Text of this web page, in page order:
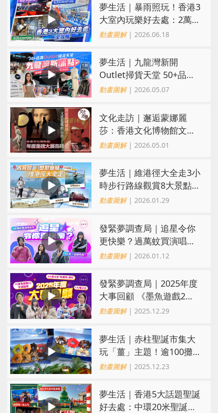
夢生活｜暴雨照玩！香港3
大室內玩樂好去處：2萬呎
歷奇樂園、城寨戰場、忍
動畫圖解| 2026.06.18
夢生活｜九龍灣新開
Outlet掃貨天堂 50+品牌
低至1折！設全港唯一
場
動畫圖解| 2026.05.07
文化走訪｜邂逅蒙娜麗
莎：香港文化博物館文藝
復興主題展亮相
動畫圖解| 2026.05.01
夢生活｜維港徑大全走3小
時步行路線觀賞8大景點！
必打卡全新東岸板道玻璃
動畫圖解| 2026.01.29
發緊夢調查局｜追星令你
更快樂？過萬蚊買演唱會
飛、追星＝逃避現實？
動畫圖解| 2026.01.12
發緊夢調查局｜2025年度
大事回顧 《墨魚遊戲2》
全城追睇/大寶冰室「無厘
動畫圖解| 2025.12.29
夢生活｜赤柱聖誕市集大
玩「薑」主題！逾100攤
檔推薑味限定美食、薑香
動畫圖解| 2025.12.23
夢生活｜香港5大話題聖誕
好去處：中環20米聖誕樹